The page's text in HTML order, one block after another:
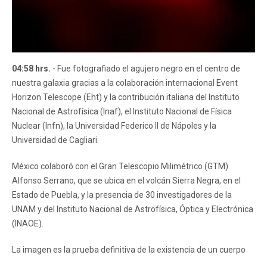
04:58 hrs. - Fue fotografiado el agujero negro en el centro de
nuestra galaxia gracias a la colaboración internacional Event
Horizon Telescope (Eht) y la contribución italiana del Instituto
Nacional de Astrofísica (Inaf), el Instituto Nacional de Física
Nuclear (Infn), la Universidad Federico II de Nápoles y la
Universidad de Cagliari.
México colaboró con el Gran Telescopio Milimétrico (GTM)
Alfonso Serrano, que se ubica en el volcán Sierra Negra, en el
Estado de Puebla, y la presencia de 30 investigadores de la
UNAM y del Instituto Nacional de Astrofísica, Óptica y Electrónica
(INAOE).
La imagen es la prueba definitiva de la existencia de un cuerpo